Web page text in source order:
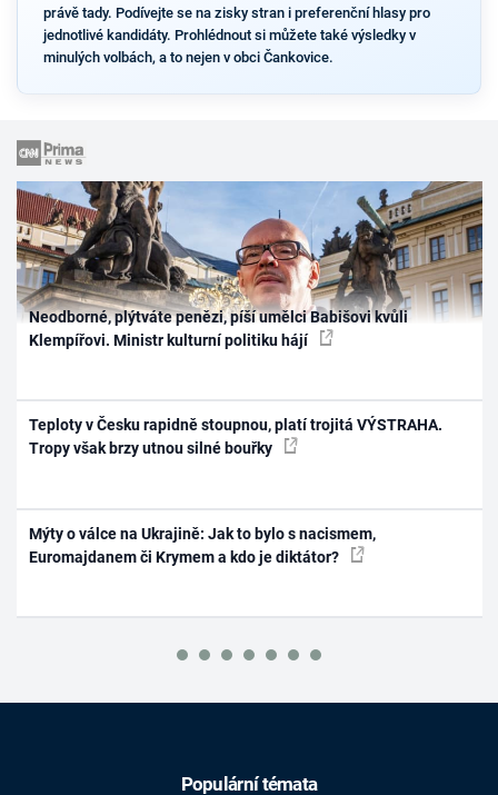
právě tady. Podívejte se na zisky stran i preferenční hlasy pro
jednotlivé kandidáty. Prohlédnout si můžete také výsledky v
minulých volbách, a to nejen v obci Čankovice.
Neodborné, plýtváte penězi, píší umělci Babišovi kvůli
Klempířovi. Ministr kulturní politiku hájí
Teploty v Česku rapidně stoupnou, platí trojitá VÝSTRAHA.
Tropy však brzy utnou silné bouřky
Mýty o válce na Ukrajině: Jak to bylo s nacismem,
Euromajdanem či Krymem a kdo je diktátor?
Populární témata